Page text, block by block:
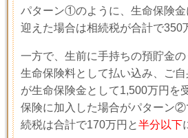
パターン①のように、生命保険金
迎えた場合は相続税が合計で350
一方で、生前に手持ちの預貯金
生命保険料として払い込み、ご
が生命保険金として1,500万円を
保険に加入した場合がパターン②
続税は合計で170万円と半分以下